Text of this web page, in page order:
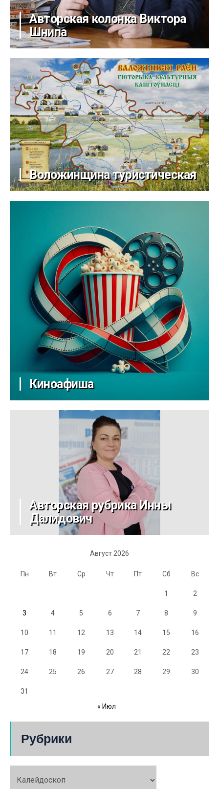
Авторская колонка Виктора
Шнипа
Воложинщина туристическая
Киноафиша
Авторская рубрика Инны
Далидович
Август 2026
Пн Вт Ср Чт Пт Сб Вс
1 2
3 4 5 6 7 8 9
10 11 12 13 14 15 16
17 18 19 20 21 22 23
24 25 26 27 28 29 30
31
« Июл
Рубрики